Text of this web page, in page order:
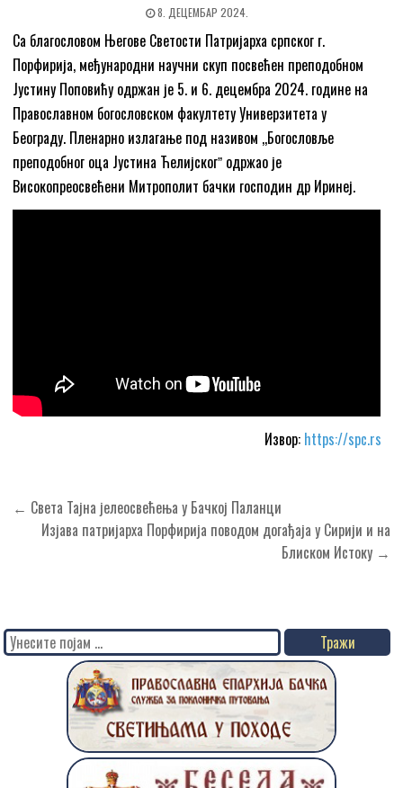
8. ДЕЦЕМБАР 2024.
Са благословом Његове Светости Патријарха српског г.
Порфирија, међународни научни скуп посвећен преподобном
Јустину Поповићу одржан је 5. и 6. децембра 2024. године на
Православном богословском факултету Универзитета у
Београду. Пленарно излагање под називом ,,Богословље
преподобног оца Јустина Ћелијскогˮ одржао је
Високопреосвећени Митрополит бачки господин др Иринеј.
Извор: https://spc.rs
Кретање
чланка
← Света Тајна јелеосвећења у Бачкој Паланци
Изјава патријарха Порфирија поводом догађаја у Сирији и на
Блиском Истоку →
Search
for: